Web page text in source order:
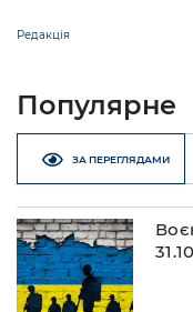
Редакція
Популярне
ЗА ПЕРЕГЛЯДАМИ